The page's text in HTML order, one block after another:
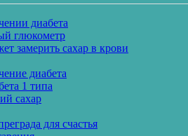
диабета
глюкометр
замерить сахар в крови
диабета
1 типа
сахар
для счастья